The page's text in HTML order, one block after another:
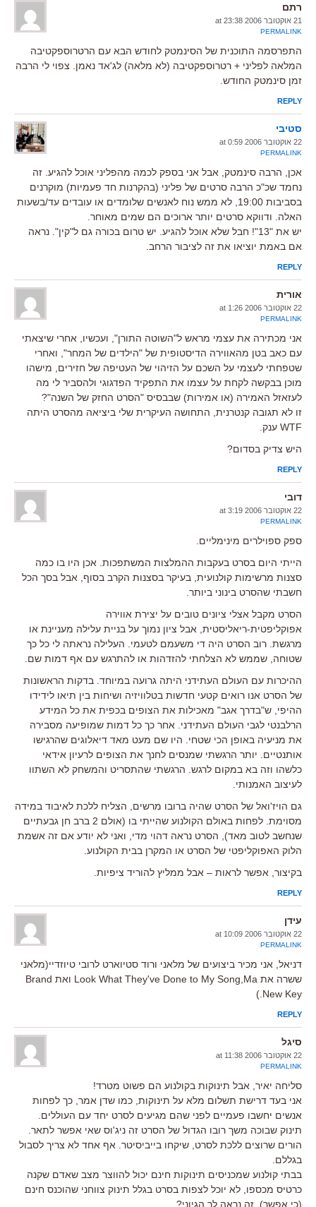
רתם
21 אוקטובר 2006 at 23:38
PERMALINK
התפרסמה התוכנית של הסינמטק לחודש הבא עם הרטרוספקטיבה
המלאה לפליני + רטרוספקטיבה (לא מלאה) לג'אד נאמן. צפוי לי הרבה
זמן סינמטק החודש.
REPLY
סטיבי
22 אוקטובר 2006 at 0:59
PERMALINK
אכן, הרבה סינמטק, אבל אני בספק לכמה מהפליני אוכל להגיע. זה
נחמד שכ"כ הרבה סרטים של פליני (בהקרנות חד פעמיות) מוקרנים
בסביבות 19:00, לא ממש נוח לאנשים שלומדים או עובדים עד/בשעות
האלה. ודווקא סרטים יותר ארוכים הם שמים מאוחר.
יש את "13"! חבל שלא אוכל להגיע. יש טרום בכורה גם ל"קין". נראה
אם באמת יוציאו את זה לציבור הרחב.
REPLY
אורית
22 אוקטובר 2006 at 1:26
PERMALINK
אני מכתירה את עצמי מראש ל"השוטה התורן", ועכשיו, אחרי שיצאתי
עם כאב בטן מהאווירה הדיסטופית של "הילדים של המחר", ואחרי
שטפחתי לעצמי על השכם על הזיהוי של העטיפה של חזירים, מישהו
מוכן בבקשה לקחת על עצמו את התפקיד הפדגוגי ולהסביר לי מה
לעזאזל האמירה (או אמירות) שבבסיס "הסרט החזק של השנה"?
זו לא תגובה קנטרנית, התחושה העיקרית שלי ביציאה מהסרט היתה
WTF ענק.
היש צדיק בסדום?
REPLY
דובי
22 אוקטובר 2006 at 3:19
PERMALINK
ספק ספוילרים מינימליים.
הייתי היום בסרט בעקבות ההמלצות המשתפכות. אכן היו בו כמה
סצנות מרשימות קולנועית, בעיקר בסצנות הקרב בסוף, אבל בסך הכל
חשבתי שהסרט בינוני ביותר.
הסרט מקבל אצלי ציונים טובים על יצירת אווירה
אפוקליפטית-ריאליסטית, אבל ציון נמוך על בניית עלילה מעניינת או
מרגשת. רוב הסרט היה די משעמם לטעמי. העלילה נראתה לי כל כך
שטוחה, שממש לא הצלחתי להזדהות או להתרגש עם אף דמות שם.
ההיכרות עם העולם העתידני היתה גרועה במיוחד. בדקות הראשונות
של הסרט אנו רואים קטעי חדשות בטלוויזיה ושיחות בין תיאו לידידו
ההיפי, ש"בדרך אגב" מאכילות את הצופים בכפית את כל המידע
הרלבנטי לגבי העולם העתידני. אחר כך כל דמות שמופיעה מסבירה
את מניעיה באופן הכי שטחי. היו שם מעט מאד דיאלוגים שהרגישו
אותנטיים. יותר הרגשתי שמנסים לחנך את הצופים לרעיון אידאי
כלשהו וזה בא במקום לרגש. הרגשתי שהתסריט והמשחק לא השתוו
לעיצוב האמנותי.
גם הויז'ואל של הסרט שהיה ברובו מרשים, הצליח ללכת לאיבוד במידה
מסוימת. לפחות באולם הקולנוע שהייתי בו (אולם 2 ברב חן גבעתיים
שנחשב לטוב מאד), הסרט נראה דהוי מדי, ואני לא יודע אם זה אשמת
הלוק האפוקליפטי של הסרט או המקרן בבית הקולנוע.
בקיצור, אפשר לראות – אבל ממליץ להוריד ציפיות.
REPLY
עידן
22 אוקטובר 2006 at 10:09
PERMALINK
דניאל, אני מכיר ביצועים של מלאני ורוד סטיוארט לרובי טיוזדיי(מלאני
ששרה את Look What They've Done to My Song,Ma ואת Brand
New Key.)
REPLY
סיגל
22 אוקטובר 2006 at 11:38
PERMALINK
סליחה יאיר, אבל תינוקות בקולנוע הם פשוט מטרד!
אני בעד דרישת תשלום מלא על תינוקות, כמו שדן אמר, כך לפחות
אנשים יחשבו פעמיים לפני שהם מגיעים לסרט יחד עם העוללים.
תינוק שבוכה משך רובו הגדול של הסרט זה ניג'וס שאי אפשר לתאר.
הורים שרוצים ללכת לסרט, שיקחו בייביסיטר. אף אחד לא צריך לסבול
בגללם.
בבתי קולנוע שמכניסים תינוקות חינם יכול להווצר מצב שאדם שקנה
כרטיס מכספו, לא יוכל לצפות בסרט בגלל תינוק צווחני שהוכנס חינם
(כי אפשר), זה נראה לך הגיוני?